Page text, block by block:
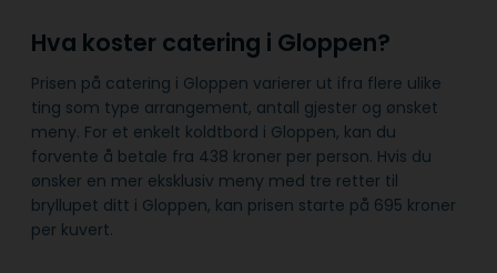
Hva koster catering i Gloppen?
Prisen på catering i Gloppen varierer ut ifra flere ulike
ting som type arrangement, antall gjester og ønsket
meny. For et enkelt koldtbord i Gloppen, kan du
forvente å betale fra 438 kroner per person. Hvis du
ønsker en mer eksklusiv meny med tre retter til
bryllupet ditt i Gloppen, kan prisen starte på 695 kroner
per kuvert.